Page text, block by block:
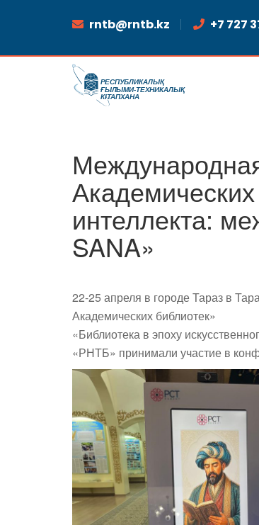
rntb@rntb.kz +7 727
интеллекта:
SANA»
22-25 апреля в городе Тараз в
Академических библиотек»
«Библиотека в эпоху
«РНТБ» принимали участие в